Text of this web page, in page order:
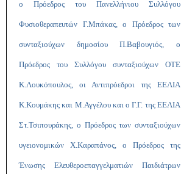
ο Πρόεδρος του Πανελλήνιου Συλλόγου
Φυσιοθεραπευτών Γ.Μπάκας, ο Πρόεδρος των
συνταξιούχων δημοσίου Π.Βαβουγιός, ο
Πρόεδρος του Συλλόγου συνταξιούχων ΟΤΕ
Κ.Λουκόπουλος, οι Αντιπρόεδροι της ΕΕΛΙΑ
Κ.Κουμάκης και Μ.Αγγέλου και ο Γ.Γ. της ΕΕΛΙΑ
Στ.Τσιπουράκης, ο Πρόεδρος των συνταξιούχων
υγειονομικών Χ.Καραπάνος, ο Πρόεδρος της
Ένωσης Ελευθεροεπαγγελματιών Παιδιάτρων